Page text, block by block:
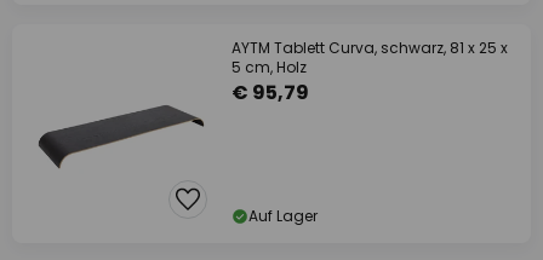
AYTM Tablett Curva, schwarz, 81 x 25 x
5 cm, Holz
€ 95,79
Auf Lager